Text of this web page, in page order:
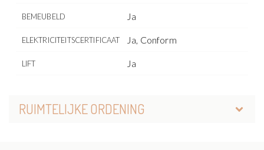
BEMEUBELD Ja
ELEKTRICITEITSCERTIFICAAT Ja, Conform
LIFT Ja
RUIMTELIJKE ORDENING